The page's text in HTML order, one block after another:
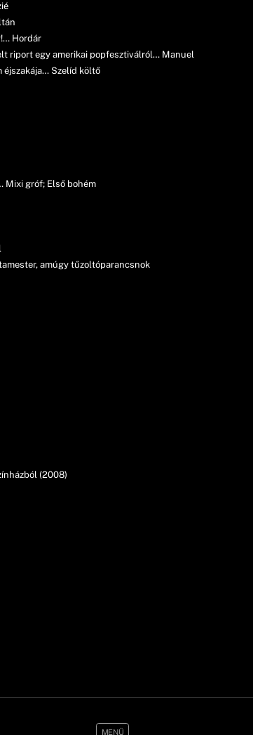
Hordár
riport egy amerikai popfesztiválról… Manuel
éjszakája… Szelíd költő
Mixi gróf; Első bohém
amúgy tűzoltóparancsnok
(2008)
MENÜ